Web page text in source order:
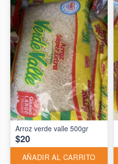
Arroz verde valle 500gr
$20
AÑADIR AL CARRITO